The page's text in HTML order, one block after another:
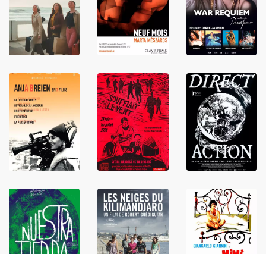
LIRE LIRE
LIRE
LIRE
LIRE
LIRE